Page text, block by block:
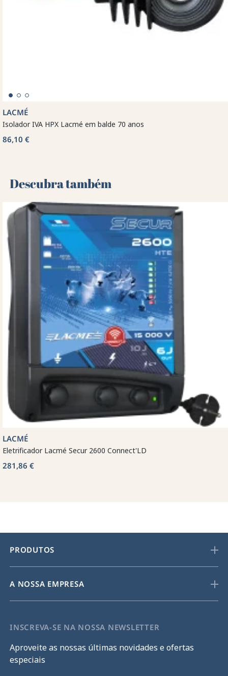
LACMÉ
Isolador IVA HPX Lacmé em balde 70 anos
86,10 €
Descubra também 🌻
LACMÉ
Eletrificador Lacmé Secur 2600 Connect'LD
281,86 €
PRODUTOS
A NOSSA EMPRESA
INSCREVA-SE NA NOSSA NEWSLETTER
Aproveite as nossas últimas novidades e ofertas
especiais